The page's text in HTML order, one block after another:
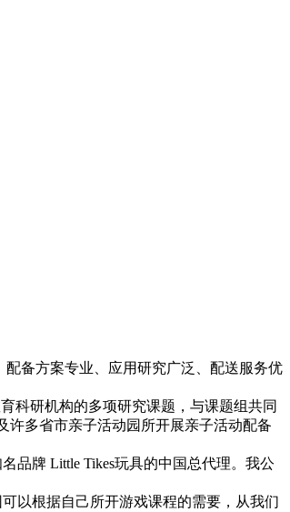
备方案专业、应用研究广泛、配送服务优
科研机构的多项研究课题，与课题组共同
多省市亲子活动园所开展亲子活动配备
品牌 Little Tikes玩具的中国总代理。我公
以根据自己所开游戏课程的需要，从我们